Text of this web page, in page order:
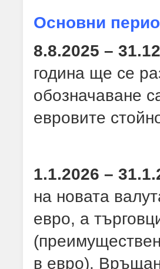
Основни
8.8.2025 –
година ще се
обозначаване
евровите
1.1.2026 –
на новата
евро, а
в евро).